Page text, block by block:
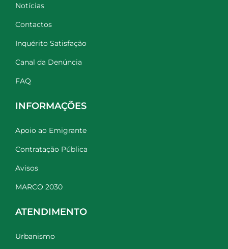
Notícias
Contactos
Inquérito Satisfação
Canal da Denúncia
FAQ
INFORMAÇÕES
Apoio ao Emigrante
Contratação Pública
Avisos
MARCO 2030
ATENDIMENTO
Urbanismo